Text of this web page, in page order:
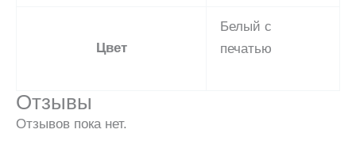
Цвет
Белый с
печатью
Отзывы
Отзывов пока нет.